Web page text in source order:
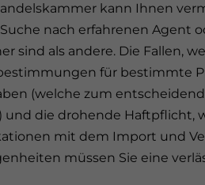
kann Ihnen
nach erfahrenen Agent
sind als andere. Die Fallen,
für bestimmte
(welche zum
und die drohende Haftpflicht,
mit dem Import und
müssen Sie eine